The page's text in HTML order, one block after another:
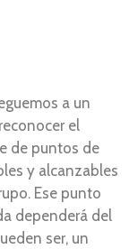
a un
el
de puntos de
y alcanzables
Ese punto
dependerá del
ser, un